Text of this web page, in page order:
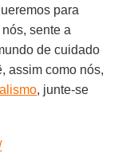
para
sente a
de cuidado
assim como nós,
, junte-se